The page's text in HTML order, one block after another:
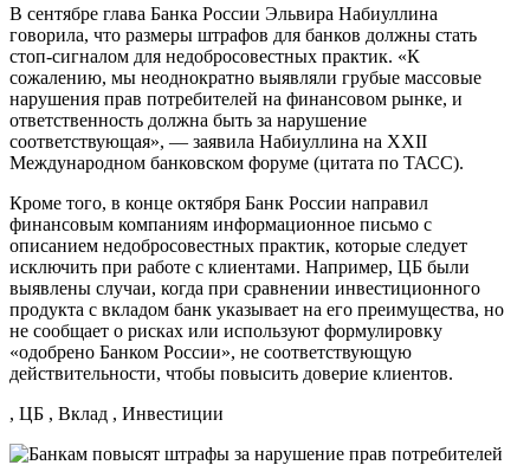
В сентябре глава Банка России Эльвира Набиуллина
говорила, что размеры штрафов для банков должны стать
стоп-сигналом для недобросовестных практик. «К
сожалению, мы неоднократно выявляли грубые массовые
нарушения прав потребителей на финансовом рынке, и
ответственность должна быть за нарушение
соответствующая», — заявила Набиуллина на XXII
Международном банковском форуме (цитата по ТАСС).
Кроме того, в конце октября Банк России направил
финансовым компаниям информационное письмо с
описанием недобросовестных практик, которые следует
исключить при работе с клиентами. Например, ЦБ были
выявлены случаи, когда при сравнении инвестиционного
продукта с вкладом банк указывает на его преимущества, но
не сообщает о рисках или используют формулировку
«одобрено Банком России», не соответствующую
действительности, чтобы повысить доверие клиентов.
, ЦБ , Вклад , Инвестиции